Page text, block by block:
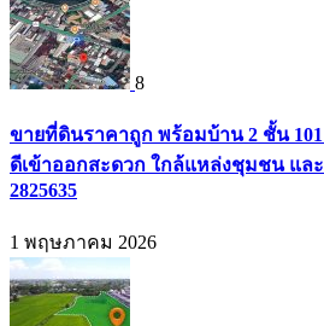
8
ขายที่ดินราคาถูก พร้อมบ้าน 2 ชั้น 101
ดีเข้าออกสะดวก ใกล้แหล่งชุมชน แล
2825635
1 พฤษภาคม 2026